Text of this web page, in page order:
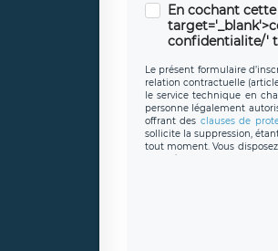
En cochant
confidentialite/'
Le présent formulaire
relation contractuelle
le service technique en
personne légalement
offrant des clauses de
sollicite la suppression,
tout moment. Vous
caractère personnel, ainsi
protection des données
joignable à l’adresse